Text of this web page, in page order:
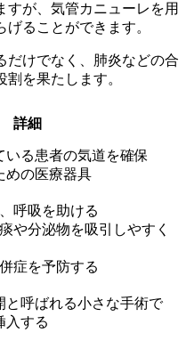
すが、気管カニューレを用
ることができます。
けでなく、 肺炎などの合
割を果たします。
詳細
いる患者の気道を確保
めの医療器具
呼吸を助ける
や分泌物を吸引しやすく
症を予防する
と呼ばれる小さな手術で
入する